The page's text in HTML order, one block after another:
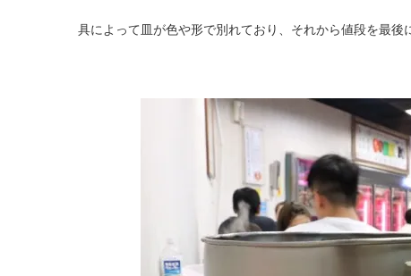
具によって皿が色や形で別れており、それから値段を最後